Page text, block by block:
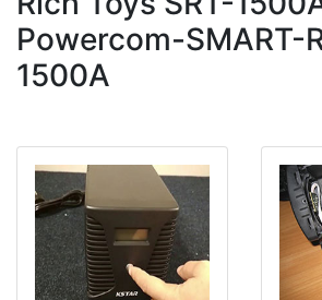
Powercom-SMART-
1500A